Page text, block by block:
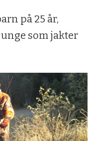
på 25 år,
som jakter